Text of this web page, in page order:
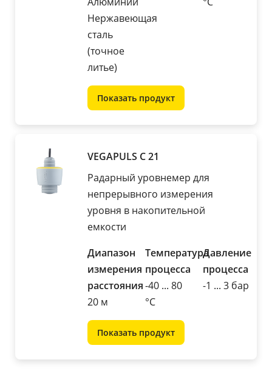
Нержавеющая
сталь
(точное
литье)
Показать продукт
VEGAPULS C 21
Радарный уровнемер для
непрерывного измерения
уровня в накопительной
емкости
Диапазон
измерения
расстояния
20 м
Температура
процесса
-40 ... 80
°C
Давление
процесса
-1 ... 3 бар
Показать продукт